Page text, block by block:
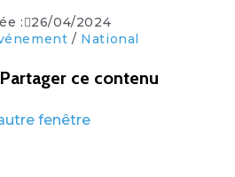
:
26/04/2024
/ National
Partager ce contenu
fenêtre